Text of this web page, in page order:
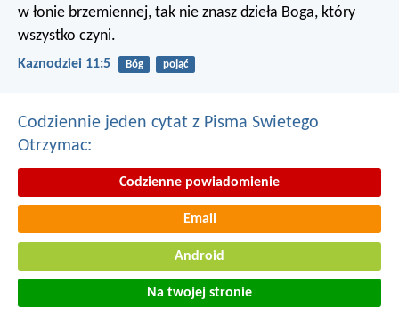
w łonie brzemiennej, tak nie znasz dzieła Boga, który
wszystko czyni.
Kaznodziei 11:5 Bóg pojąć
Codziennie jeden cytat z Pisma Swietego
Otrzymac:
Codzienne powiadomienie
Email
Android
Na twojej stronie